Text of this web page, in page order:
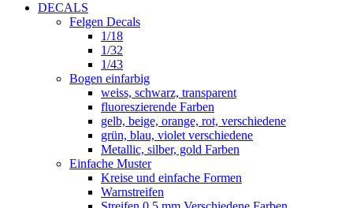
DECALS
Felgen Decals
1/18
1/32
1/43
Bogen einfarbig
weiss, schwarz, transparent
fluoreszierende Farben
gelb, beige, orange, rot, verschiedene
grün, blau, violet verschiedene
Metallic, silber, gold Farben
Einfache Muster
Kreise und einfache Formen
Warnstreifen